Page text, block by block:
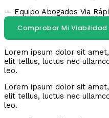
— Equipo Abogados Via
Comprobar Mi Viabilidad
Lorem ipsum dolor sit
elit tellus, luctus nec
leo.
Lorem ipsum dolor sit
elit tellus, luctus nec
leo.